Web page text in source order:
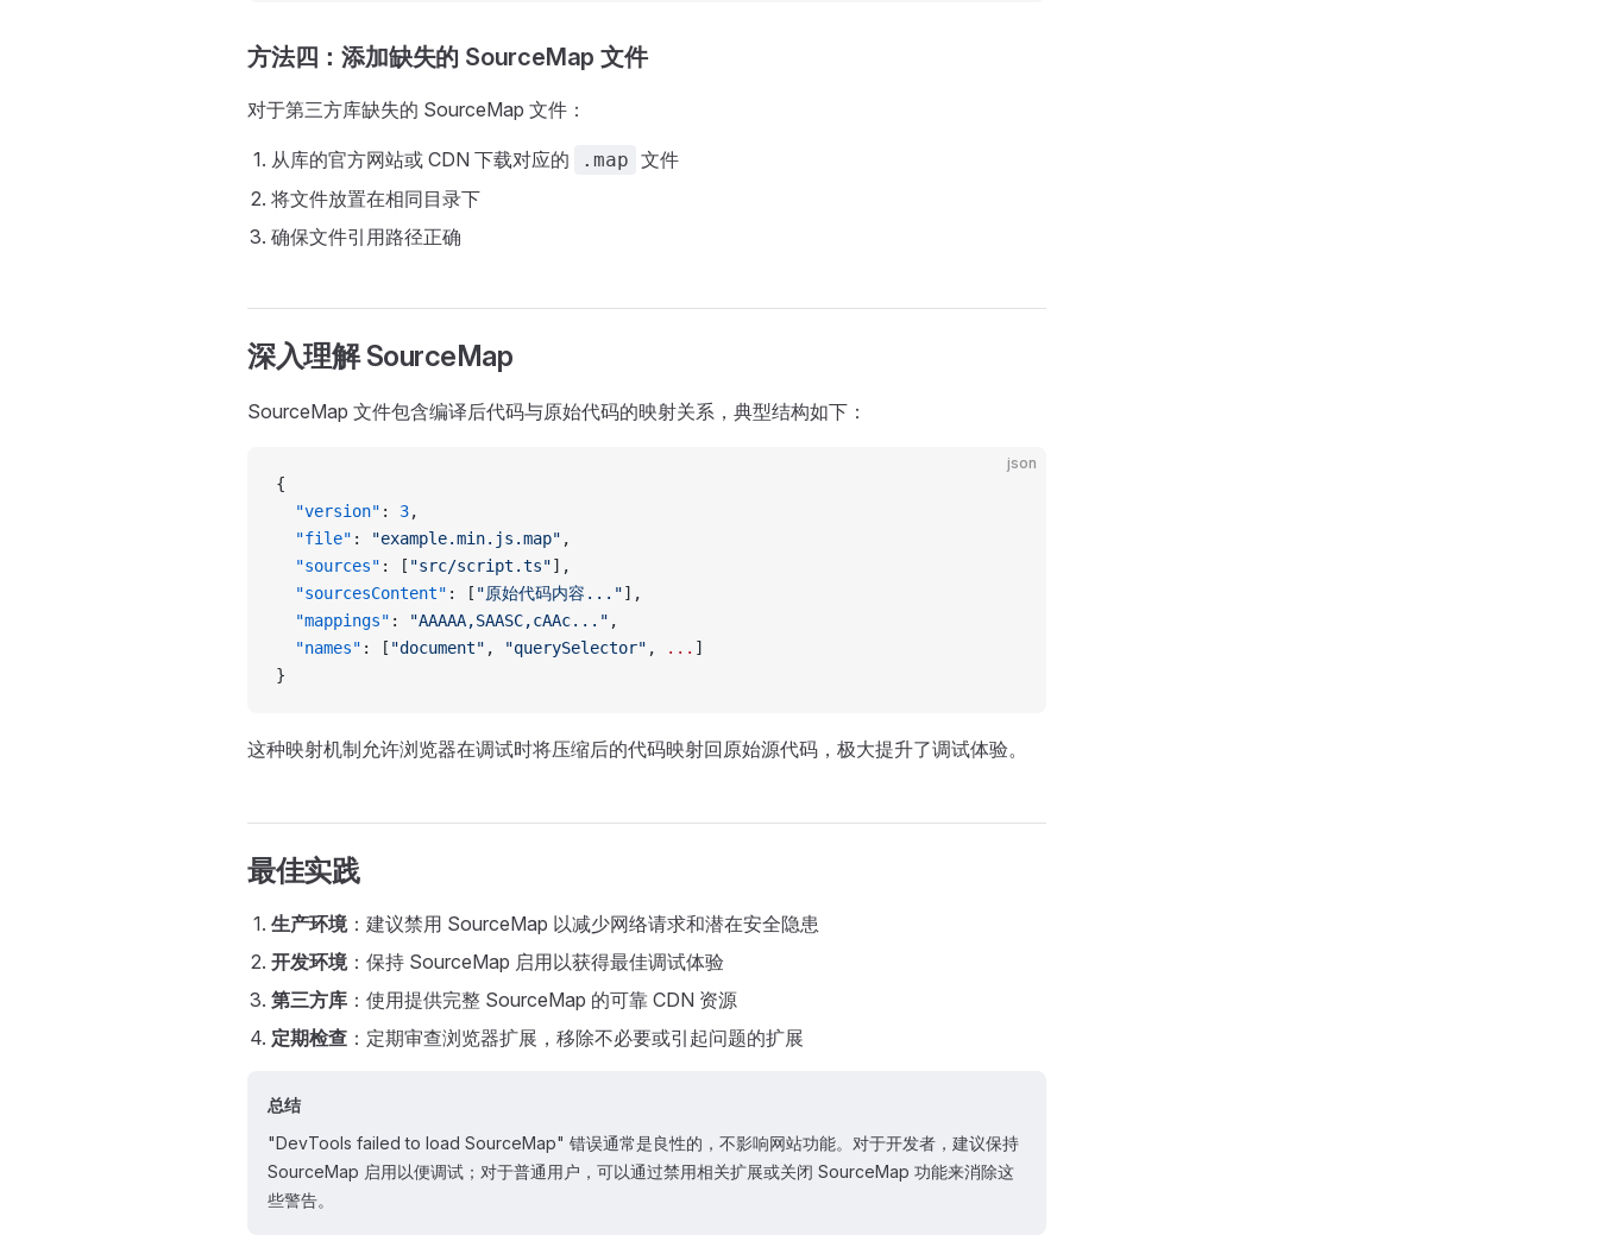
方法四：添加缺失的 SourceMap 文件
对于第三方库缺失的 SourceMap 文件：
从库的官方网站或 CDN 下载对应的 .map 文件
将文件放置在相同目录下
确保文件引用路径正确
深入理解 SourceMap
SourceMap 文件包含编译后代码与原始代码的映射关系，典型结构如下：
json
{
  "version"
: 3,
  "file"
: "example.min.js.map" ,
  "sources"
: [ "src/script.ts"],
  "sourcesContent"
: [ "原始代码内容..."],
  "mappings"
: "AAAAA,SAASC,cAAc..." ,
  "names"
: [ "document" , "querySelector" , ... ]
}
这种映射机制允许浏览器在调试时将压缩后的代码映射回原始源代码，极大提升了调试体验。
最佳实践
生产环境：建议禁用 SourceMap 以减少网络请求和潜在安全隐患
开发环境：保持 SourceMap 启用以获得最佳调试体验
第三方库 ：使用提供完整 SourceMap 的可靠 CDN 资源
定期检查 ：定期审查浏览器扩展，移除不必要或引起问题的扩展
总结
"DevTools failed to load SourceMap" 错误通常是良性的，不影响网站功能。对于开发者，建议保持
SourceMap 启用以便调试；对于普通用户，可以通过禁用相关扩展或关闭 SourceMap 功能来消除这
些警告。